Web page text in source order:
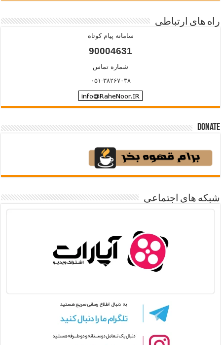
راه های ارتباطی
سامانه پیام کوتاه
90004631
شماره تماس
۰۵۱-۳۸۲۶۷۰۳۸
Donate
شبکه های اجتماعی